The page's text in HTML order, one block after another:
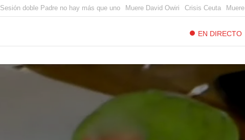
Sesión doble Padre no hay más que uno Muere David Owiri Crisis Ceuta
EN DIRECTO